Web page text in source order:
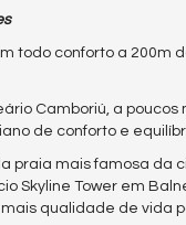
todo conforto a 200m
Camboriú, a poucos
de conforto e
praia mais famosa
Skyline Tower em
qualidade de vida